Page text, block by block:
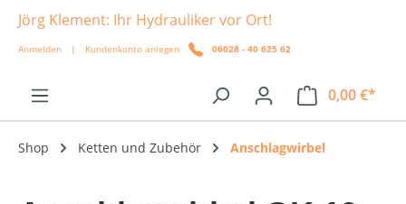
springen
Jörg Klement: Ihr Hydrauliker vor Ort!
Anmelden | Kundenkonto anlegen 06028 - 40 625 62
0,00 €*
Shop Ketten und Zubehör Anschlagwirbel